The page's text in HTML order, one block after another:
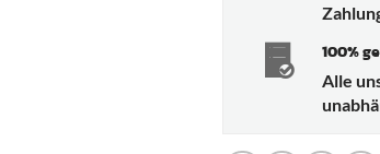
100%
Alle